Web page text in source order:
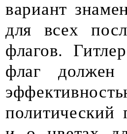
вариант
для всех
флагов.
флаг должен